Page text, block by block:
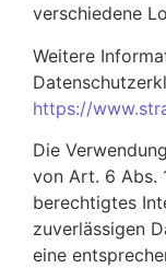
verschiedene
Weitere
https://
Die
von Art. 6 Abs.
berechtigtes
zuverlässigen
eine